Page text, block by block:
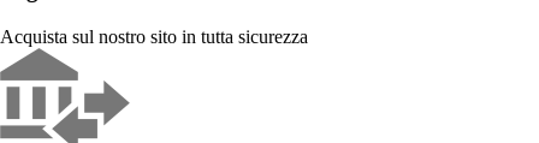
Acquista sul nostro sito in tutta sicurezza